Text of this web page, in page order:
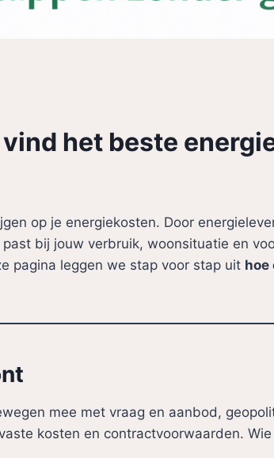
het beste
op je energiekosten. Door
bij jouw verbruik, woonsituatie en
pagina leggen we stap voor stap uit hoe
mee met vraag en aanbod,
kosten en contractvoorwaarden.